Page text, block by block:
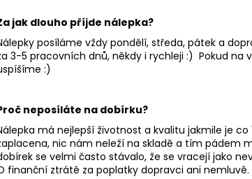
jak dlouho příjde nálepka?
posíláme vždy pondělí, středa, pátek a
3-5 pracovních dnů, někdy i rychleji :) Pokud
:)
neposíláte na dobírku?
má nejlepší životnost a kvalitu jakmile je
nic nám neleží na skladě a tím pádem
se velmi často stávalo, že se vracejí jako
finanční ztrátě za poplatky dopravci ani nemluvě.